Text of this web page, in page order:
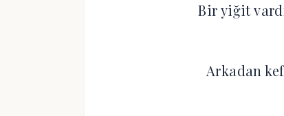
Bir yiğit
Arkadan